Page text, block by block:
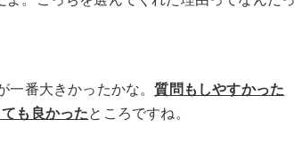
一番大きかったかな。質問もしやすかった
も良かったところですね。